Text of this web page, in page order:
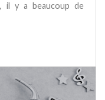
il y a beaucoup de